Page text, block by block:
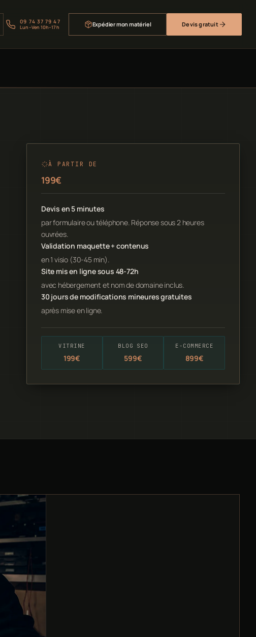
09 74 37 79 47
Lun–Ven 10h–17h Expédier mon matériel Devis gratuit
À PARTIR DE
199€
Devis en 5 minutes
par formulaire ou téléphone. Réponse sous 2 heures
ouvrées.
Validation maquette + contenus
en 1 visio (30-45 min).
Site mis en ligne sous 48-72h
avec hébergement et nom de domaine inclus.
30 jours de modifications mineures gratuites
après mise en ligne.
VITRINE
199€
BLOG SEO
599€
E-COMMERCE
899€